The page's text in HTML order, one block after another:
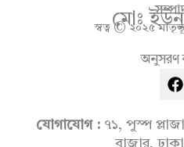
মোঃ
স্বত্ব © ২০২৫
F
a
e
b
যোগাযোগ : ৭১, পুস্প
বাজার,